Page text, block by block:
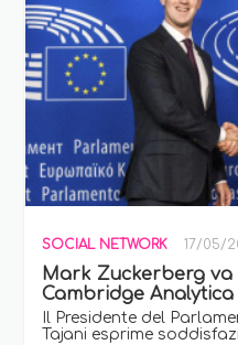
SOCIAL NETWORK 17/05/
Mark Zuckerberg va
Cambridge Analytica
Il Presidente del
Tajani esprime